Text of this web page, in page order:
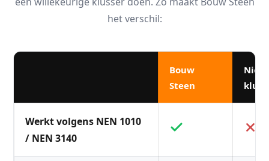
het verschil:
Bouw
Steen
Niet-
Werkt volgens NEN 1010
/ NEN 3140